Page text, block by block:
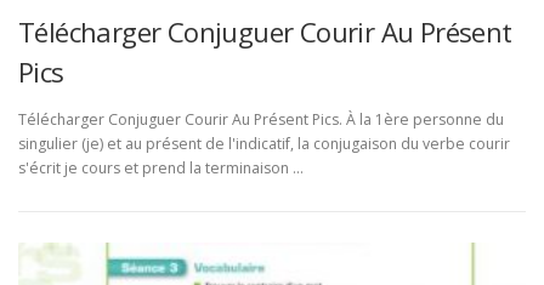
Télécharger Conjuguer Courir Au Présent
Pics
Télécharger Conjuguer Courir Au Présent Pics. À la 1ère personne du
singulier (je) et au présent de l'indicatif, la conjugaison du verbe courir
s'écrit je cours et prend la terminaison …